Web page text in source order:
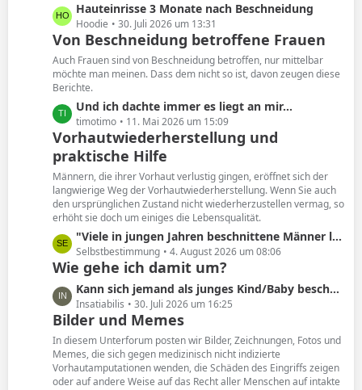
L
e
t
z
t
e
B
e
i
t
r
ä
g
e
Hauteinrisse 3 Monate nach Beschneidung
Hoodie 30. Juli 2026 um 13:31
Von Beschneidung betroffene Frauen
Auch Frauen sind von Beschneidung betroffen, nur mittelbar
möchte man meinen. Dass dem nicht so ist, davon zeugen diese
Berichte.
L
e
t
z
t
e
B
e
i
t
r
ä
g
e
Und ich dachte immer es liegt an mir...
timotimo 11. Mai 2026 um 15:09
Vorhautwiederherstellung und
praktische Hilfe
Männern, die ihrer Vorhaut verlustig gingen, eröffnet sich der
langwierige Weg der Vorhautwiederherstellung. Wenn Sie auch
den ursprünglichen Zustand nicht wiederherzustellen vermag, so
erhöht sie doch um einiges die Lebensqualität.
L
e
t
z
t
e
B
e
i
t
"Viele in jungen Jahren beschnittene Männer leiden unter den Folgen. Und wollen ihre Vorhaut zurück. "
Selbstbestimmung 4. August 2026 um 08:06
Wie gehe ich damit um?
L
e
t
z
t
e
B
Kann sich jemand als junges Kind/Baby beschnittener noch an seine Vorhaut erinnern?
Insatiabilis 30. Juli 2026 um 16:25
Bilder und Memes
In diesem Unterforum posten wir Bilder, Zeichnungen, Fotos und
Memes, die sich gegen medizinisch nicht indizierte
Vorhautamputationen wenden, die Schäden des Eingriffs zeigen
oder auf andere Weise auf das Recht aller Menschen auf intakte